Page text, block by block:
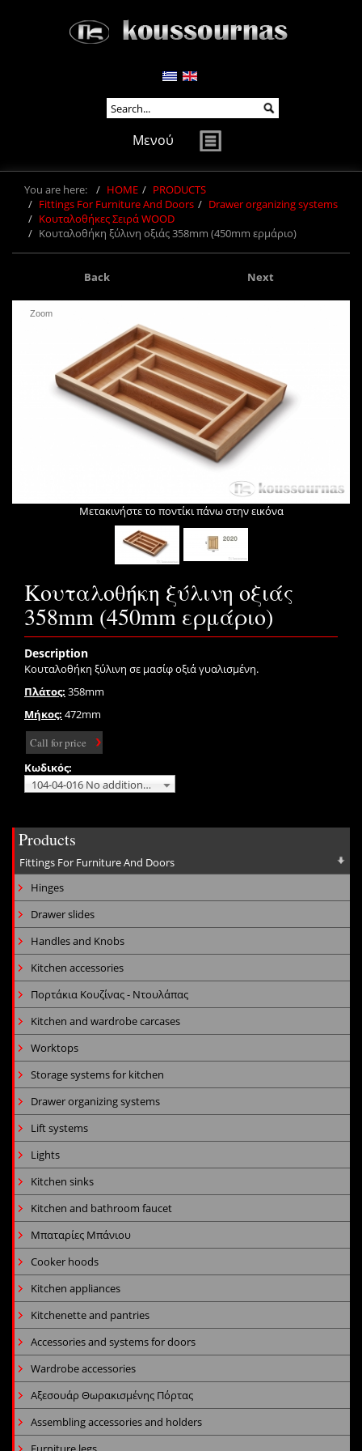
Μενού
You are here: HOME
PRODUCTS
Fittings For Furniture And Doors
Drawer organizing systems
Κουταλοθήκες Σειρά WOOD
Κουταλοθήκη ξύλινη οξιάς 358mm (450mm ερμάριο)
Back Next
Zoom
Μετακινήστε το ποντίκι πάνω στην εικόνα
Κουταλοθήκη ξύλινη οξιάς
358mm (450mm ερμάριο)
Description
Κουταλοθήκη ξύλινη σε μασίφ οξιά γυαλισμένη.
Πλάτος: 358mm
Μήκος: 472mm
Call for price
Κωδικός:
104-04-016 No additional charge
Products
Fittings For Furniture And Doors
Hinges
Drawer slides
Handles and Knobs
Kitchen accessories
Πορτάκια Κουζίνας - Ντουλάπας
Kitchen and wardrobe carcases
Worktops
Storage systems for kitchen
Drawer organizing systems
Lift systems
Lights
Kitchen sinks
Kitchen and bathroom faucet
Μπαταρίες Μπάνιου
Cooker hoods
Kitchen appliances
Kitchenette and pantries
Accessories and systems for doors
Wardrobe accessories
Αξεσουάρ Θωρακισμένης Πόρτας
Assembling accessories and holders